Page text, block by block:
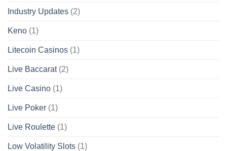
Industry Updates (2)
Keno (1)
Litecoin Casinos (1)
Live Baccarat(2)
Live Casino (1)
Live Poker (1)
Live Roulette (1)
Low Volatility Slots (1)